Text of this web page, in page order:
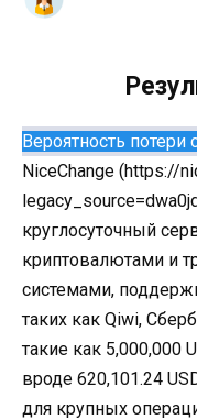
Вероятность потери
NiceChange (https://
круглосуточный
криптовалютами и
системами,
таких как Qiwi,
такие как 5,000,000
вроде 620,101.24
для крупных